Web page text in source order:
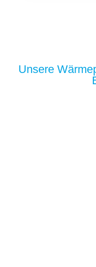
Unsere